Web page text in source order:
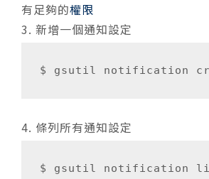
有足夠的權限
3. 新增一個通知設定
4. 條列所有通知設定